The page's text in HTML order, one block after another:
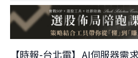
【時報-台北電】AI伺服器需